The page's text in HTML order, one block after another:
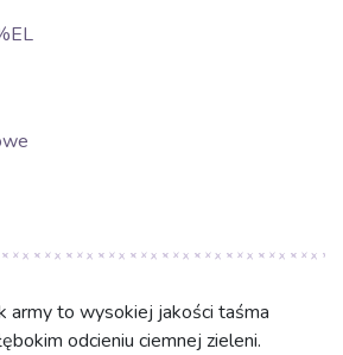
army to wysokiej jakości taśma
odcieniu ciemnej zieleni.